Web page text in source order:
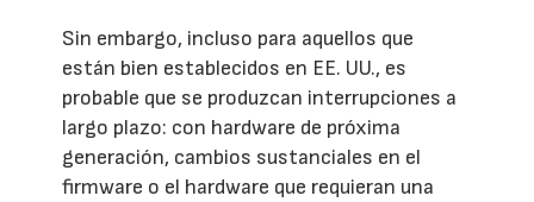
Sin embargo, incluso para aquellos que
están bien establecidos en EE. UU., es
probable que se produzcan interrupciones a
largo plazo: con hardware de próxima
generación, cambios sustanciales en el
firmware o el hardware que requieran una